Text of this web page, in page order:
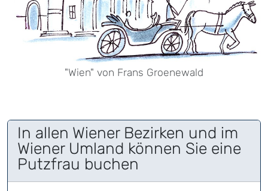
"Wien" von Frans Groenewald
In allen Wiener Bezirken und im
Wiener Umland können Sie eine
Putzfrau buchen